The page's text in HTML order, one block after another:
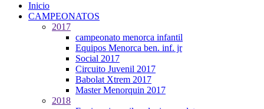
Inicio
CAMPEONATOS
2017
campeonato menorca infantil
Equipos Menorca ben. inf. jr
Social 2017
Circuito Juvenil 2017
Babolat Xtrem 2017
Master Menorquin 2017
2018